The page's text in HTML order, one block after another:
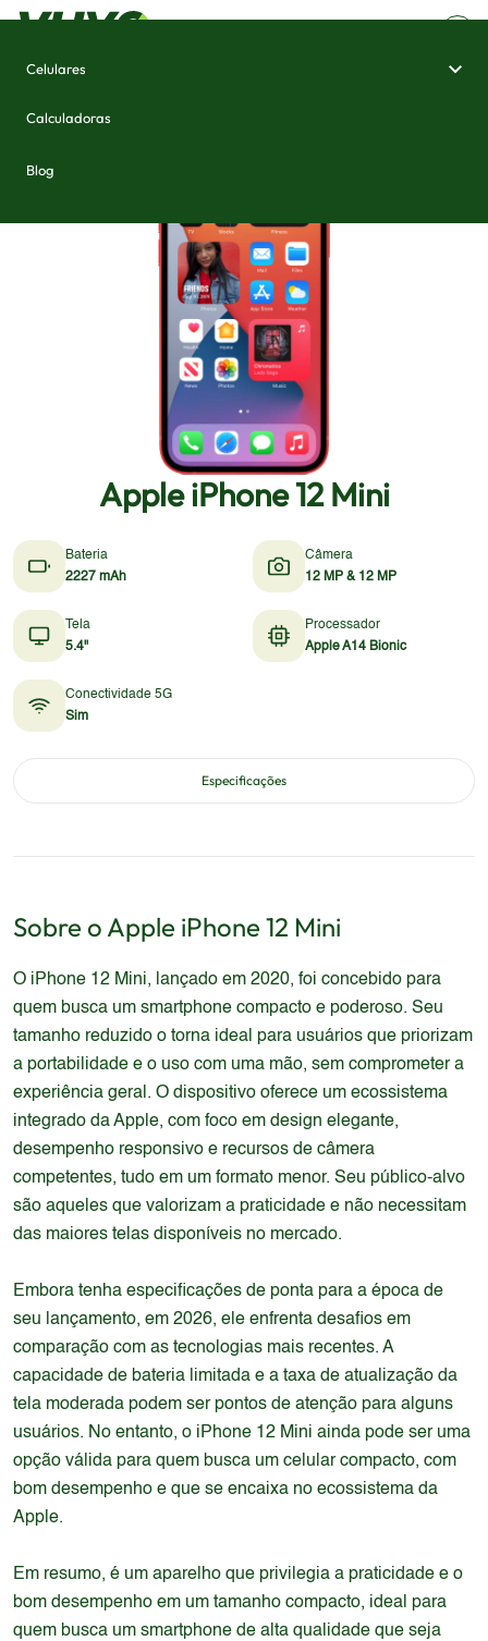
Celulares
Calculadoras
Blog
Apple iPhone 12 Mini
Bateria
2227 mAh
Câmera
12 MP & 12 MP
Tela
5.4"
Processador
Apple A14 Bionic
Conectividade 5G
Sim
Especificações
Sobre o Apple iPhone 12 Mini
O iPhone 12 Mini, lançado em 2020, foi concebido para
quem busca um smartphone compacto e poderoso. Seu
tamanho reduzido o torna ideal para usuários que priorizam
a portabilidade e o uso com uma mão, sem comprometer a
experiência geral. O dispositivo oferece um ecossistema
integrado da Apple, com foco em design elegante,
desempenho responsivo e recursos de câmera
competentes, tudo em um formato menor. Seu público-alvo
são aqueles que valorizam a praticidade e não necessitam
das maiores telas disponíveis no mercado.
Embora tenha especificações de ponta para a época de
seu lançamento, em 2026, ele enfrenta desafios em
comparação com as tecnologias mais recentes. A
capacidade de bateria limitada e a taxa de atualização da
tela moderada podem ser pontos de atenção para alguns
usuários. No entanto, o iPhone 12 Mini ainda pode ser uma
opção válida para quem busca um celular compacto, com
bom desempenho e que se encaixa no ecossistema da
Apple.
Em resumo, é um aparelho que privilegia a praticidade e o
bom desempenho em um tamanho compacto, ideal para
quem busca um smartphone de alta qualidade que seja